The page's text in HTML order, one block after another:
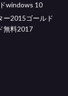
windows 10
ー2015ゴールド
無料2017